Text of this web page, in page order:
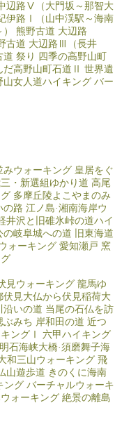
辺路Ⅴ（大門坂～那智大
伊路Ⅰ（山中渓駅～海南
熊野古道 大辺路
古道 大辺路Ⅲ（長井
道 祭り
四季の高野山町
だ高野山町石道Ⅱ
世界遺
山女人道ハイキング バー
みウォーキング 皇居をぐ
・新選組ゆかり道 高尾
多摩丘陵よこやまのみ
の路 江ノ島·湘南海岸ウ
井沢と旧碓氷峠の道ハイ
の岐阜城への道
旧東海道
ォーキング 愛知瀬戸 窯
見ウォーキング 龍馬ゆ
伏見大仏から伏見稲荷大
沿いの道 当尾の石仏を訪
ぶみち 岸和田の道 近つ
ングⅠ
六甲ハイキング
明石海峡大橋·須磨舞子海
和三山ウォーキング 飛
山遊歩道 きのくに海南
ング バーチャルウォーキ
ォーキング 絶景の離島